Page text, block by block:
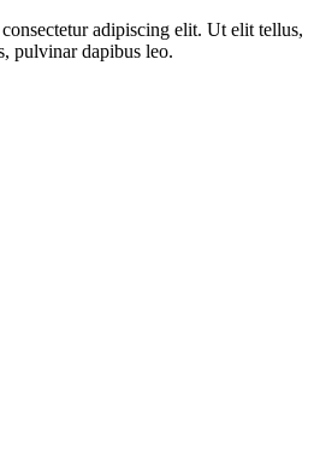
adipiscing elit. Ut elit tellus,
pulvinar dapibus leo.